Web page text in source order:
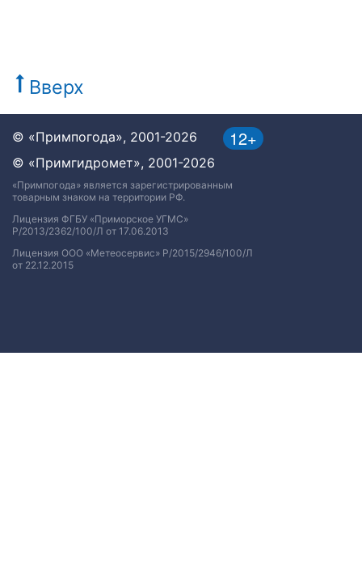
Вверх
12+
© «Примпогода», 2001-2026
© «Примгидромет», 2001-2026
«Примпогода» является зарегистрированным
товарным знаком на территории РФ.
Лицензия ФГБУ «Приморское УГМС»
Р/2013/2362/100/Л от 17.06.2013
Лицензия ООО «Метеосервис» Р/2015/2946/100/Л
от 22.12.2015